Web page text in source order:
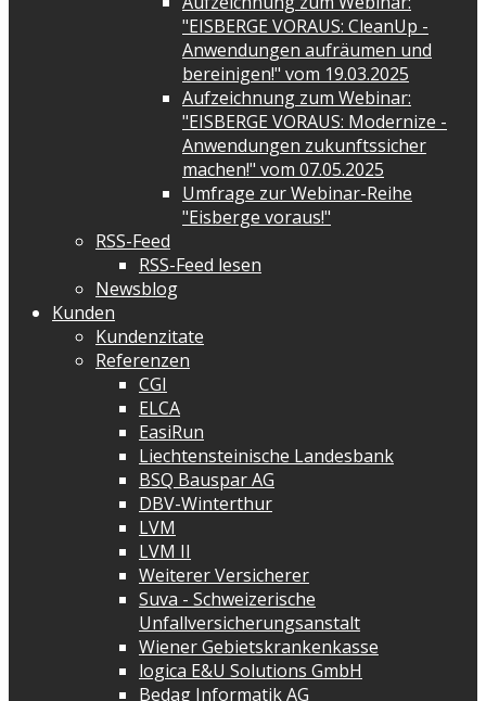
"EISBERGE VORAUS: CleanUp -
Anwendungen aufräumen und
bereinigen!" vom 19.03.2025
Aufzeichnung zum Webinar:
"EISBERGE VORAUS: Modernize -
Anwendungen zukunftssicher
machen!" vom 07.05.2025
Umfrage zur Webinar-Reihe
"Eisberge voraus!"
RSS-Feed
RSS-Feed lesen
Newsblog
Kunden
Kundenzitate
Referenzen
CGI
ELCA
EasiRun
Liechtensteinische Landesbank
BSQ Bauspar AG
DBV-Winterthur
LVM
LVM II
Weiterer Versicherer
Suva - Schweizerische
Unfallversicherungsanstalt
Wiener Gebietskrankenkasse
logica E&U Solutions GmbH
Bedag Informatik AG